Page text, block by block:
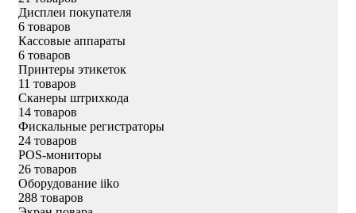
Дисплеи покупателя
6 товаров
Кассовые аппараты
6 товаров
Принтеры этикеток
11 товаров
Сканеры штрихкода
14 товаров
Фискальные регистраторы
24 товаров
POS-мониторы
26 товаров
Оборудование iiko
288 товаров